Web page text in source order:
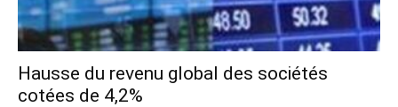
Hausse du revenu global des sociétés
cotées de 4,2%